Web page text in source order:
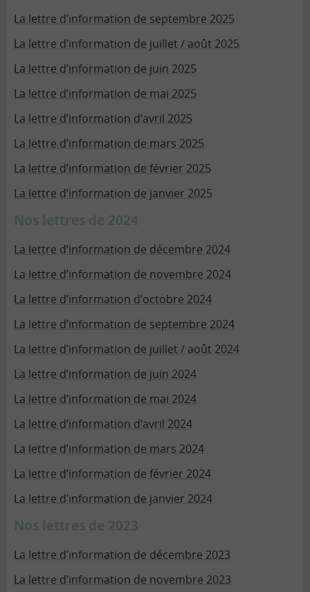
La lettre d’information de septembre 2025
La lettre d’information de juillet / août 2025
La lettre d’information de juin 2025
La lettre d’information de mai 2025
La lettre d’information d’avril 2025
La lettre d’information de mars 2025
La lettre d’information de février 2025
La lettre d’information de janvier 2025
Nos lettres de 2024
La lettre d’information de décembre 2024
La lettre d’information de novembre 2024
La lettre d’information d’octobre 2024
La lettre d’information de septembre 2024
La lettre d’information de juillet / août 2024
La lettre d’information de juin 2024
La lettre d’information de mai 2024
La lettre d’information d’avril 2024
La lettre d’information de mars 2024
La lettre d’information de février 2024
La lettre d’information de janvier 2024
Nos lettres de 2023
La lettre d’information de décembre 2023
La lettre d’information de novembre 2023